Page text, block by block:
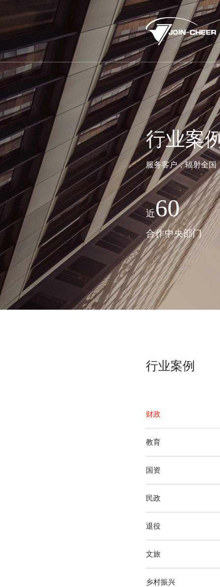
行业案
服务客户，辐射全国
近60
合作中央部门
行业案例
财政
教育
国资
民政
退役
文旅
乡村振兴